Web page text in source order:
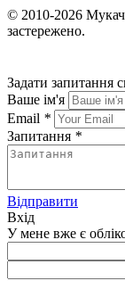
© 2010-2026
застережено.
Задати запитання
Ваше ім'я
Email *
Запитання *
Відправити
Вхід
У мене вже є